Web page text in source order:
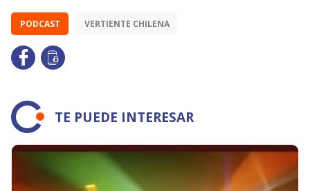
PODCAST VERTIENTE CHILENA
TE PUEDE INTERESAR